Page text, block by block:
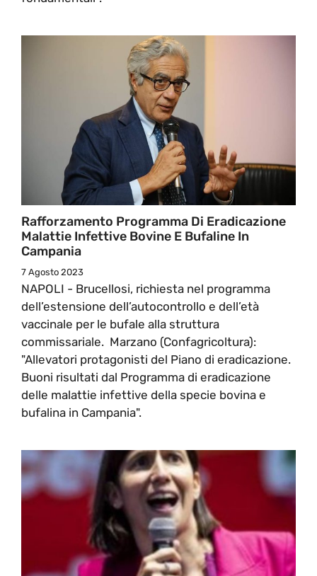
Rafforzamento Programma Di Eradicazione
Malattie Infettive Bovine E Bufaline In
Campania
7 Agosto 2023
NAPOLI - Brucellosi, richiesta nel programma
dell’estensione dell’autocontrollo e dell’età
vaccinale per le bufale alla struttura
commissariale. Marzano (Confagricoltura):
"Allevatori protagonisti del Piano di eradicazione.
Buoni risultati dal Programma di eradicazione
delle malattie infettive della specie bovina e
bufalina in Campania".